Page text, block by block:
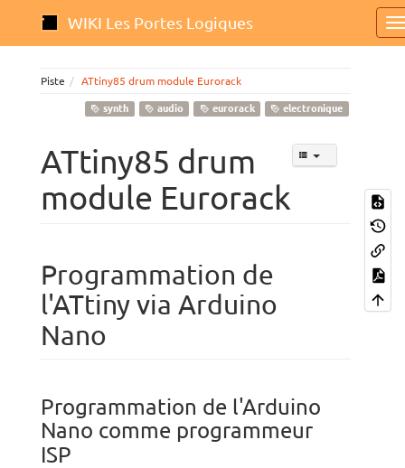
WIKI Les Portes Logiques
Piste ATtiny85 drum module Eurorack
synth audio eurorack electronique
ATtiny85 drum
module Eurorack
Programmation de
l'ATtiny via Arduino
Nano
Programmation de l'Arduino
Nano comme programmeur
ISP